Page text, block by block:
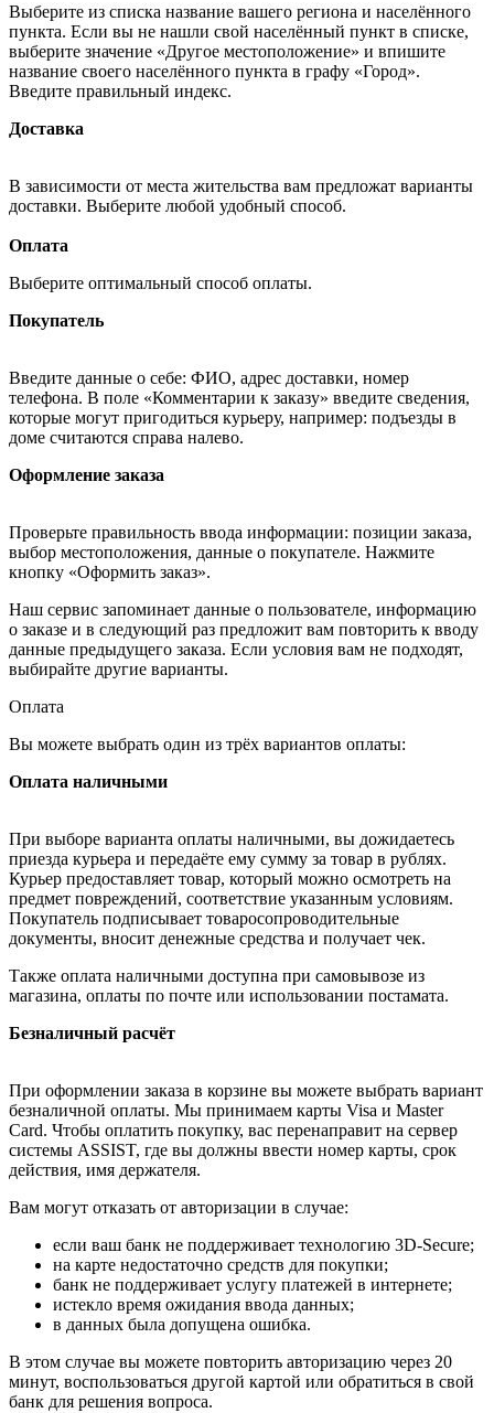
Выберите из списка название вашего региона и населённого
пункта. Если вы не нашли свой населённый пункт в списке,
выберите значение «Другое местоположение» и впишите
название своего населённого пункта в графу «Город».
Введите правильный индекс.
Доставка
В зависимости от места жительства вам предложат варианты
доставки. Выберите любой удобный способ.
Оплата
Выберите оптимальный способ оплаты.
Покупатель
Введите данные о себе: ФИО, адрес доставки, номер
телефона. В поле «Комментарии к заказу» введите сведения,
которые могут пригодиться курьеру, например: подъезды в
доме считаются справа налево.
Оформление заказа
Проверьте правильность ввода информации: позиции заказа,
выбор местоположения, данные о покупателе. Нажмите
кнопку «Оформить заказ».
Наш сервис запоминает данные о пользователе, информацию
о заказе и в следующий раз предложит вам повторить к вводу
данные предыдущего заказа. Если условия вам не подходят,
выбирайте другие варианты.
Оплата
Вы можете выбрать один из трёх вариантов оплаты:
Оплата наличными
При выборе варианта оплаты наличными, вы дожидаетесь
приезда курьера и передаёте ему сумму за товар в рублях.
Курьер предоставляет товар, который можно осмотреть на
предмет повреждений, соответствие указанным условиям.
Покупатель подписывает товаросопроводительные
документы, вносит денежные средства и получает чек.
Также оплата наличными доступна при самовывозе из
магазина, оплаты по почте или использовании постамата.
Безналичный расчёт
При оформлении заказа в корзине вы можете выбрать вариант
безналичной оплаты. Мы принимаем карты Visa и Master
Card. Чтобы оплатить покупку, вас перенаправит на сервер
системы ASSIST, где вы должны ввести номер карты, срок
действия, имя держателя.
Вам могут отказать от авторизации в случае:
если ваш банк не поддерживает технологию 3D-Secure;
на карте недостаточно средств для покупки;
банк не поддерживает услугу платежей в интернете;
истекло время ожидания ввода данных;
в данных была допущена ошибка.
В этом случае вы можете повторить авторизацию через 20
минут, воспользоваться другой картой или обратиться в свой
банк для решения вопроса.